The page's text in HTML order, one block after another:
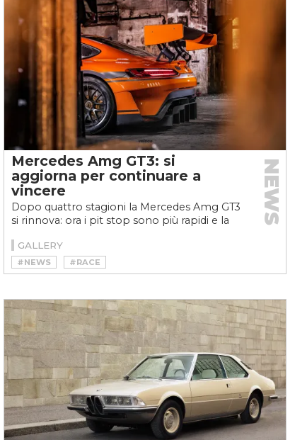
Mercedes Amg GT3: si
aggiorna per continuare a
vincere
Dopo quattro stagioni la Mercedes Amg GT3
si rinnova: ora i pit stop sono più rapidi e la
NEWS
GALLERY
#NEWS #RACE